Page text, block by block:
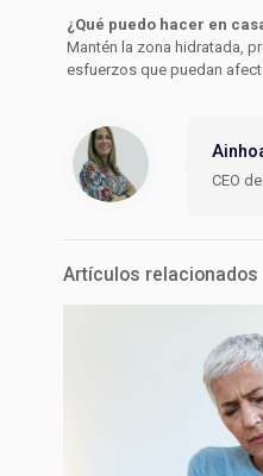
¿Qué puedo hacer en
Mantén la zona hidratada,
esfuerzos que puedan
CEO
Artículos relacionados